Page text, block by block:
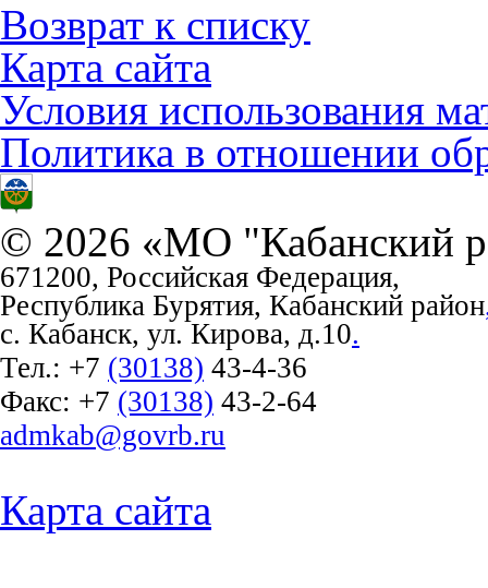
Возврат к списку
Карта сайта
Условия использования
Политика в отношении
© 2026 «МО "Кабанский
671200, Российская Федерация,
Республика Бурятия, Кабанский район
с. Кабанск, ул. Кирова, д.10.
Тел.: +7 (30138) 43-4-36
Факс: +7 (30138) 43-2-64
admkab@govrb.ru
Карта сайта